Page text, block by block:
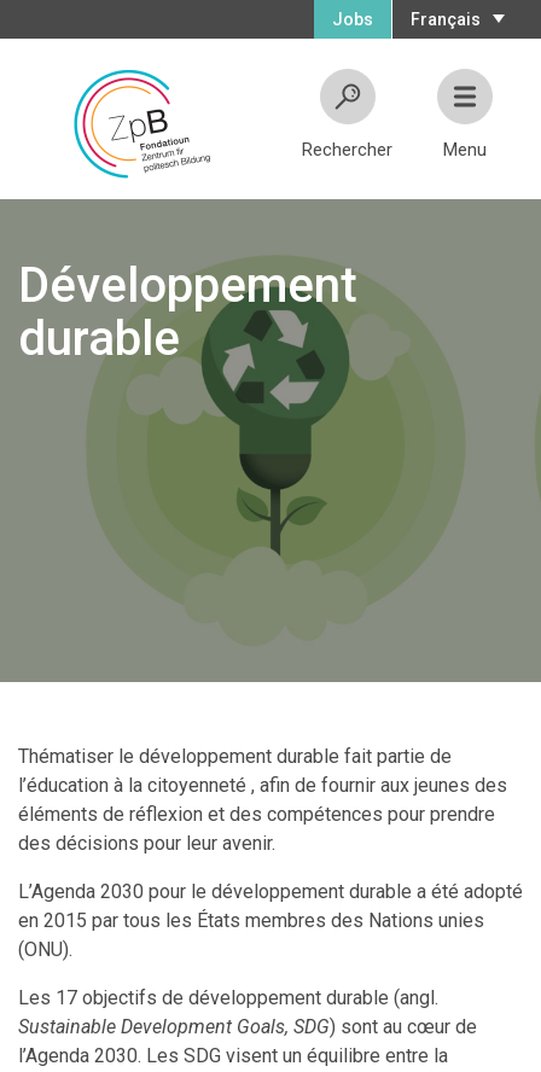
Français
Jobs
Rechercher Menu
Développement
durable
Thématiser le développement durable fait partie de
l’éducation à la citoyenneté , afin de fournir aux jeunes des
éléments de réflexion et des compétences pour prendre
des décisions pour leur avenir.
L’Agenda 2030 pour le développement durable a été adopté
en 2015 par tous les États membres des Nations unies
(ONU).
Les 17 objectifs de développement durable (angl.
Sustainable Development Goals, SDG) sont au cœur de
l’Agenda 2030. Les SDG visent un équilibre entre la